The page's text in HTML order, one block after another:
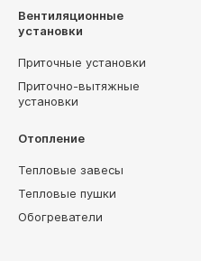
Вентиляционные
установки
Приточные установки
Приточно-вытяжные
установки
Отопление
Тепловые завесы
Тепловые пушки
Обогреватели